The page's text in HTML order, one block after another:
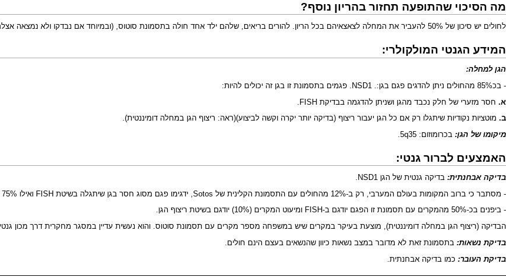
מה הסיכוי שהתופעה תחזור בהריון נוסף?
לחולים יש סיכון של 50% להעביר את המחלה לצאצאיהם בכל הריון. להורים בריאים, שלהם ילד אחד חולה בתסמונת סוטוס, (ובמיוחד אם נבדקו ולא נמצאה אצלם המוטציה שמתגלת בילד ) הסיכון זניח שיהיה ילד נוסף עם המחלה.
המידע הגנטי המולקולרי:
הגן למחלה:
- בכ85% מהחולים ניתן להדגים פגם בגן:. NSD1. פגמים בתסמונת זו בגן זה יכולים להיות:
א. חסר מזערי של חלק נכבד מהגן ושניתן להדגמה בבדיקת FISH
ב. מוטציות נקודיות שיתגלו רק אם כל הגן יעבור ריצוף (בדיקה יותר יקרה וקשה לביצוע)(ראה: ריצוף הגן במחלה דומיננטית).
מיקומו של הגן: בכרומוזום: 5q35.
האמצעים לברור גנטי:
בדיקה אבחנתית: בדיקה גנטית של הגן NSD1.
- מסתבר כי ברוב המקומות בעולם המערבי, רק ב-12% מהחולים עם התסמונת הקלינית של Sotos, ידגימו פגם מסוג חסר בגן שיתגלה בשיטת FISH ואילו 75% מהחולים יתגלו בבדיקת ריצוף הגן. בשאר עדיין הפגם לא ניתן לזיהוי.
- ביפנים בכ-50% מהמקרים עם תסמונת זו הפגם יודגם ב-FISH ומיעוט המקרים (10%) יודגם בשיטת ריצוף הגן.
הבדיקה (ריצוף הגן במחלה דומיננטית), מוצעת בעיקר במקרים שיש במשפחה מספר מקרים עם תסמונת סוטוס. והוא נעשית עדיין במסגר מחקרית דרך מכון
בדיקת נשאות: בתסמונת זאת לא מדובר במצב נשאות כיוון שהנשאים בעצם הינם חולים.
בדיקת העובר: כמו בדיקה אבחנתית.